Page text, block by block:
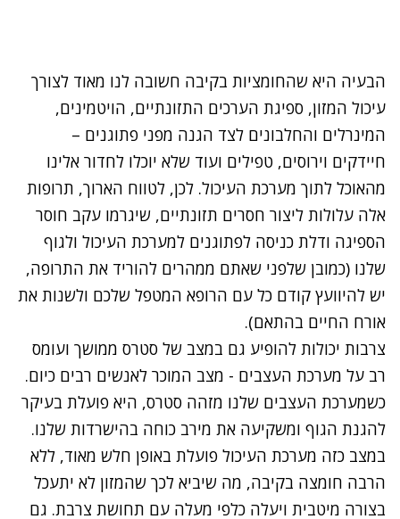
הבעיה היא שהחומציות בקיבה חשובה לנו מאוד לצורך
עיכול המזון, ספיגת הערכים התזונתיים, הויטמינים,
המינרלים והחלבונים לצד הגנה מפני פתוגנים –
חיידקים וירוסים, טפילים ועוד שלא יוכלו לחדור אלינו
מהאוכל לתוך מערכת העיכול. לכן, לטווח הארוך, תרופות
אלה עלולות ליצור חסרים תזונתיים, שיגרמו עקב חוסר
הספיגה ודלת כניסה לפתוגנים למערכת העיכול ולגוף
שלנו (כמובן שלפני שאתם ממהרים להוריד את התרופה,
יש להיוועץ קודם כל עם הרופא המטפל שלכם ולשנות את
אורח החיים בהתאם).
צרבות יכולות להופיע גם במצב של סטרס ממושך ועומס
רב על מערכת העצבים - מצב המוכר לאנשים רבים כיום.
כשמערכת העצבים שלנו מזהה סטרס, היא פועלת בעיקר
להגנת הגוף ומשקיעה את מירב כוחה בהישרדות שלנו.
במצב כזה מערכת העיכול פועלת באופן חלש מאוד, ללא
הרבה חומצה בקיבה, מה שיביא לכך שהמזון לא יתעכל
בצורה מיטבית ויעלה כלפי מעלה עם תחושת צרבת. גם